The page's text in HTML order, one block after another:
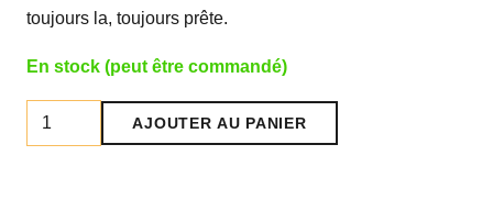
toujours la, toujours prête.
En stock (peut être commandé)
quantité
de
AJOUTER AU PANIER